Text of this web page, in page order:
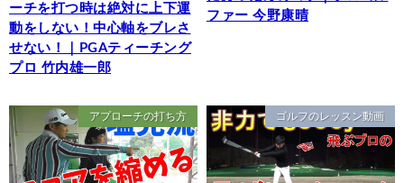
ーチを打つ時は絶対に上下運
動をしない！中心軸をブレさ
せない！｜PGAティーチング
プロ 竹内雄一郎
ファー 今野康晴
アプローチの打ち方 ゴルフのレッスン動画